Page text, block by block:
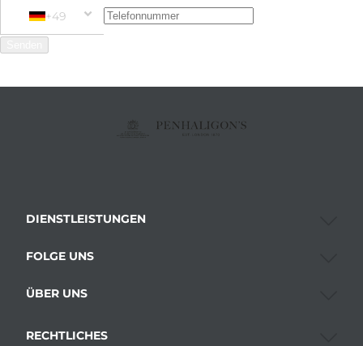
+49
+49 Germany (Deutschland)
Phone Number
DIENSTLEISTUNGEN
FOLGE UNS
ÜBER UNS
RECHTLICHES